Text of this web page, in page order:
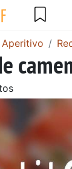
Aperitivo